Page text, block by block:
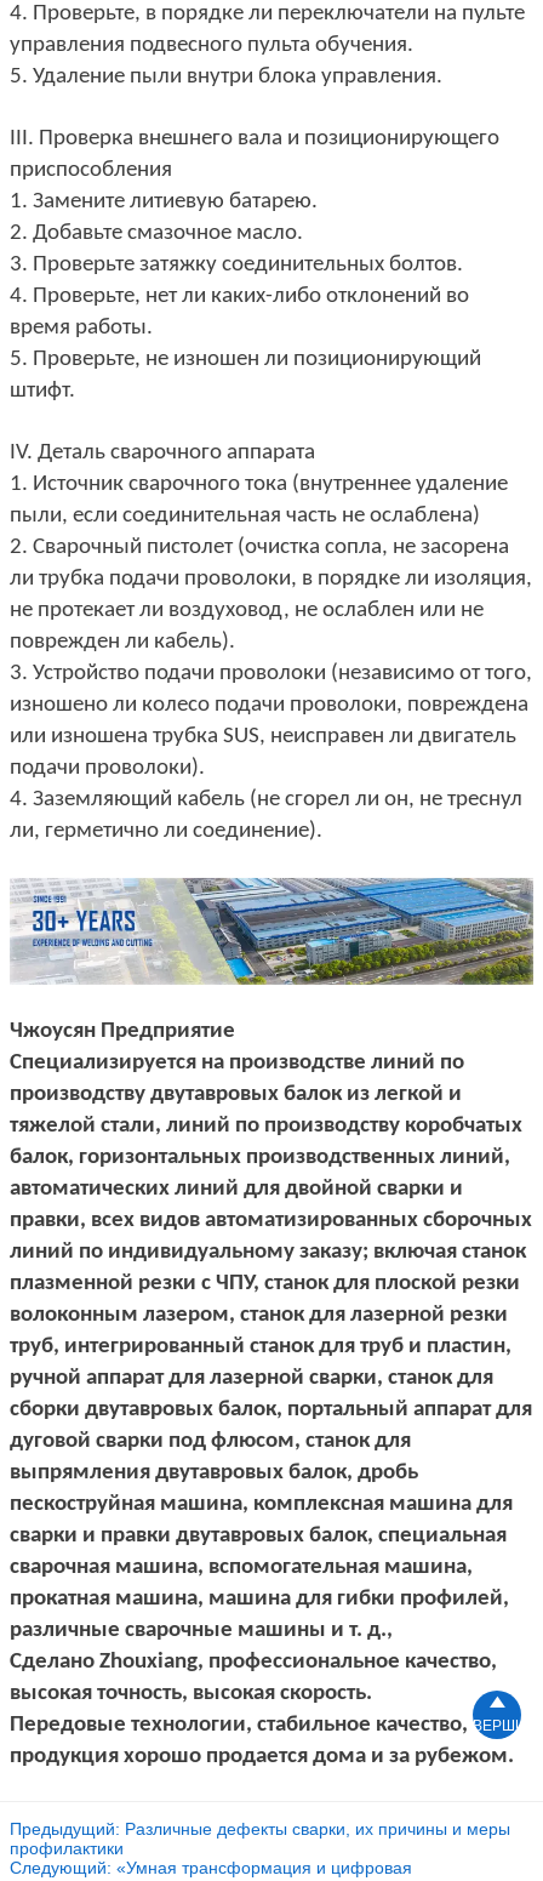
4. Проверьте, в порядке ли переключатели на пульте
управления подвесного пульта обучения.
5. Удаление пыли внутри блока управления.
III. Проверка внешнего вала и позиционирующего
приспособления
1. Замените литиевую батарею.
2. Добавьте смазочное масло.
3. Проверьте затяжку соединительных болтов.
4. Проверьте, нет ли каких-либо отклонений во
время работы.
5. Проверьте, не изношен ли позиционирующий
штифт.
IV. Деталь сварочного аппарата
1. Источник сварочного тока (внутреннее удаление
пыли, если соединительная часть не ослаблена)
2. Сварочный пистолет (очистка сопла, не засорена
ли трубка подачи проволоки, в порядке ли изоляция,
не протекает ли воздуховод, не ослаблен или не
поврежден ли кабель).
3. Устройство подачи проволоки (независимо от того,
изношено ли колесо подачи проволоки, повреждена
или изношена трубка SUS, неисправен ли двигатель
подачи проволоки).
4. Заземляющий кабель (не сгорел ли он, не треснул
ли, герметично ли соединение).
Чжоусян Предприятие
Специализируется на производстве линий по
производству двутавровых балок из легкой и
тяжелой стали, линий по производству коробчатых
балок, горизонтальных производственных линий,
автоматических линий для двойной сварки и
правки, всех видов автоматизированных сборочных
линий по индивидуальному заказу; включая станок
плазменной резки с ЧПУ, станок для плоской резки
волоконным лазером, станок для лазерной резки
труб, интегрированный станок для труб и пластин,
ручной аппарат для лазерной сварки, станок для
сборки двутавровых балок, портальный аппарат для
дуговой сварки под флюсом, станок для
выпрямления двутавровых балок, дробь
пескоструйная машина, комплексная машина для
сварки и правки двутавровых балок, специальная
сварочная машина, вспомогательная машина,
прокатная машина, машина для гибки профилей,
различные сварочные машины и т. д.,
Сделано Zhouxiang, профессиональное качество,
высокая точность, высокая скорость.
Передовые технологии, стабильное качество,
продукция хорошо продается дома и за рубежом.
Предыдущий: Различные дефекты сварки, их причины и меры
профилактики
Следующий: «Умная трансформация и цифровая
